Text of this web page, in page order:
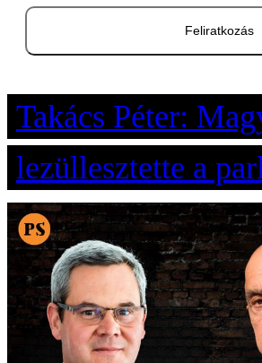
Feliratkozás
Takács Péter:
lezüllesztette a